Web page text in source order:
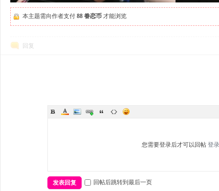
本主题需向作者支付 88 眷恋币 才能浏览
回复
您需要登录后才可以回帖 登录
发表回复 回帖后跳转到最后一页